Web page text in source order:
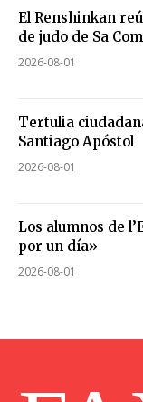
El Renshinkan
de judo de Sa
2026-08-01
Tertulia
Santiago Apóstol
2026-08-01
Los alumnos de
por un día»
2026-08-01